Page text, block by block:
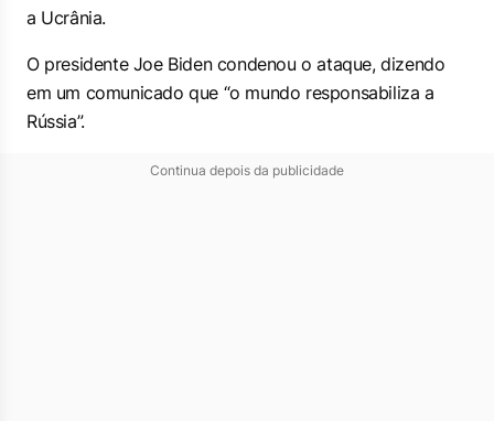
a Ucrânia.
O presidente Joe Biden condenou o ataque, dizendo
em um comunicado que “o mundo responsabiliza a
Rússia”.
Continua depois da publicidade